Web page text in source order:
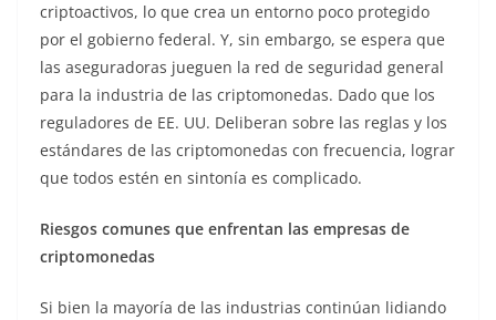
criptoactivos, lo que crea un entorno poco protegido
por el gobierno federal. Y, sin embargo, se espera que
las aseguradoras jueguen la red de seguridad general
para la industria de las criptomonedas. Dado que los
reguladores de EE. UU. Deliberan sobre las reglas y los
estándares de las criptomonedas con frecuencia, lograr
que todos estén en sintonía es complicado.
Riesgos comunes que enfrentan las empresas de
criptomonedas
Si bien la mayoría de las industrias continúan lidiando